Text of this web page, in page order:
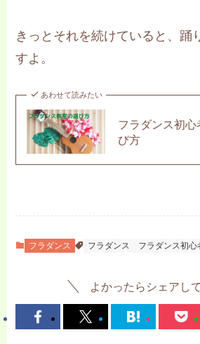
きっとそれを続けていると、踊
すよ。
あわせて読みたい
フラダンス初
び方
フラダンス フラダンス フラダンス初心
よかったらシェアし